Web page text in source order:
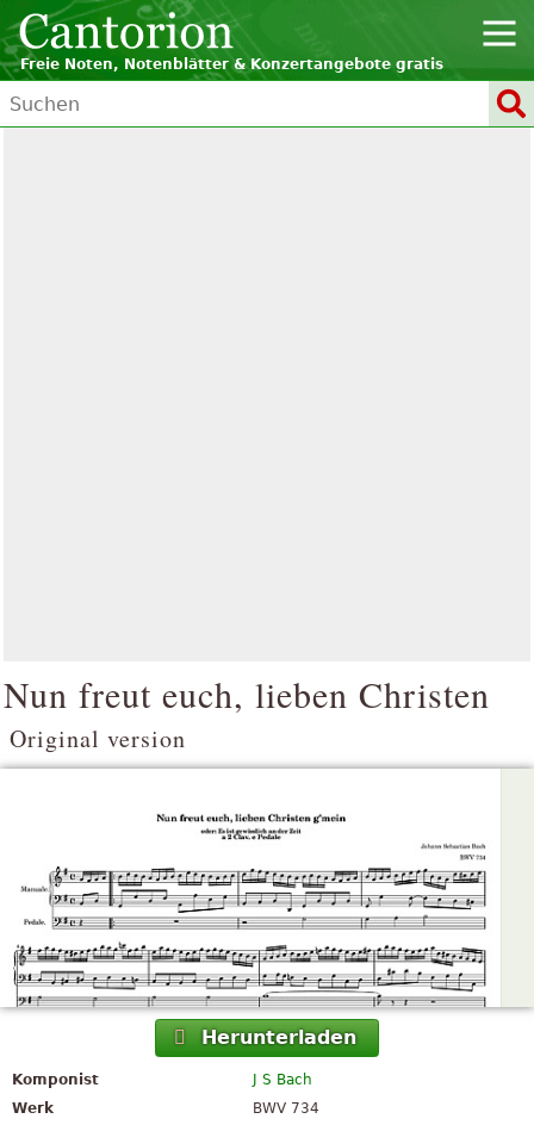
Freie Noten, Notenblätter & Konzertangebote gratis
Nun freut euch, lieben Christen
Original version
Herunterladen
Komponist
J S Bach
Werk
BWV 734